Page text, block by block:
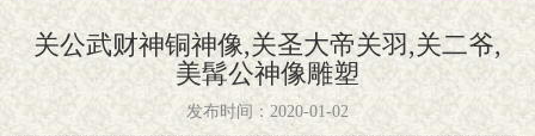
关公武财神铜神像,关圣大帝关羽,关二爷,
美髯公神像雕塑
发布时间：2020-01-02